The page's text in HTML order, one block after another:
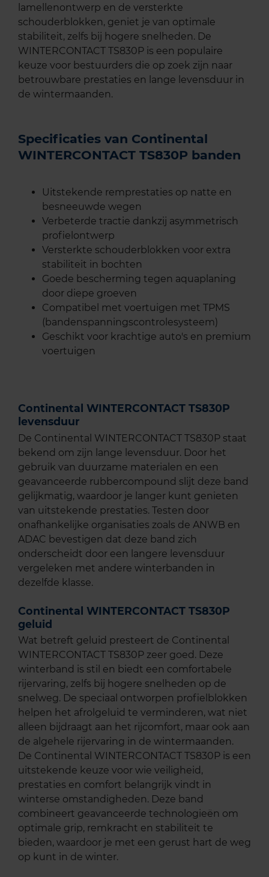
lamellenontwerp en de versterkte
schouderblokken, geniet je van optimale
stabiliteit, zelfs bij hogere snelheden. De
WINTERCONTACT TS830P is een populaire
keuze voor bestuurders die op zoek zijn naar
betrouwbare prestaties en lange levensduur in
de wintermaanden.
Specificaties van Continental
WINTERCONTACT TS830P banden
Uitstekende remprestaties op natte en
besneeuwde wegen
Verbeterde tractie dankzij asymmetrisch
profielontwerp
Versterkte schouderblokken voor extra
stabiliteit in bochten
Goede bescherming tegen aquaplaning
door diepe groeven
Compatibel met voertuigen met TPMS
(bandenspanningscontrolesysteem)
Geschikt voor krachtige auto's en premium
voertuigen
Continental WINTERCONTACT TS830P
levensduur
De Continental WINTERCONTACT TS830P staat
bekend om zijn lange levensduur. Door het
gebruik van duurzame materialen en een
geavanceerde rubbercompound slijt deze band
gelijkmatig, waardoor je langer kunt genieten
van uitstekende prestaties. Testen door
onafhankelijke organisaties zoals de ANWB en
ADAC bevestigen dat deze band zich
onderscheidt door een langere levensduur
vergeleken met andere winterbanden in
dezelfde klasse.
Continental WINTERCONTACT TS830P
geluid
Wat betreft geluid presteert de Continental
WINTERCONTACT TS830P zeer goed. Deze
winterband is stil en biedt een comfortabele
rijervaring, zelfs bij hogere snelheden op de
snelweg. De speciaal ontworpen profielblokken
helpen het afrolgeluid te verminderen, wat niet
alleen bijdraagt aan het rijcomfort, maar ook aan
de algehele rijervaring in de wintermaanden.
De Continental WINTERCONTACT TS830P is een
uitstekende keuze voor wie veiligheid,
prestaties en comfort belangrijk vindt in
winterse omstandigheden. Deze band
combineert geavanceerde technologieën om
optimale grip, remkracht en stabiliteit te
bieden, waardoor je met een gerust hart de weg
op kunt in de winter.